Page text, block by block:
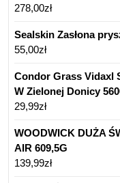
278,00zł
Sealskin Zasłona
55,00zł
Condor Grass Vidaxl
W Zielonej Donicy
29,99zł
WOODWICK DUŻA
AIR 609,5G
139,99zł